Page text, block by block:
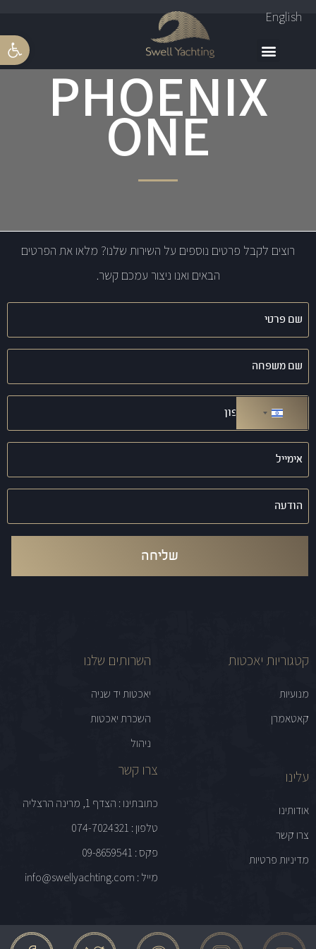
פתח
English
PHOENIX
ONE
רוצים לקבל פרטים נוספים על השירות שלנו? מלאו את הפרטים
הבאים ואנו ניצור עמכם קשר.
שם
פרטי
שם
משפחה
טלפון
(חובה)
ישראל +972
אימייל
(חובה)
הודעה
קטגוריות יאכטות
מנועיות
קאטאמרן
השרותים שלנו
יאכטות יד שניה
השכרת יאכטות
ניהול
עלינו
אודותינו
צרו קשר
מדיניות פרטיות
צרו קשר
כתובתינו : הצדף 1, מרינה הרצליה
טלפון : 074-7024321
פקס : 09-8659541
מייל : info@swellyachting.com